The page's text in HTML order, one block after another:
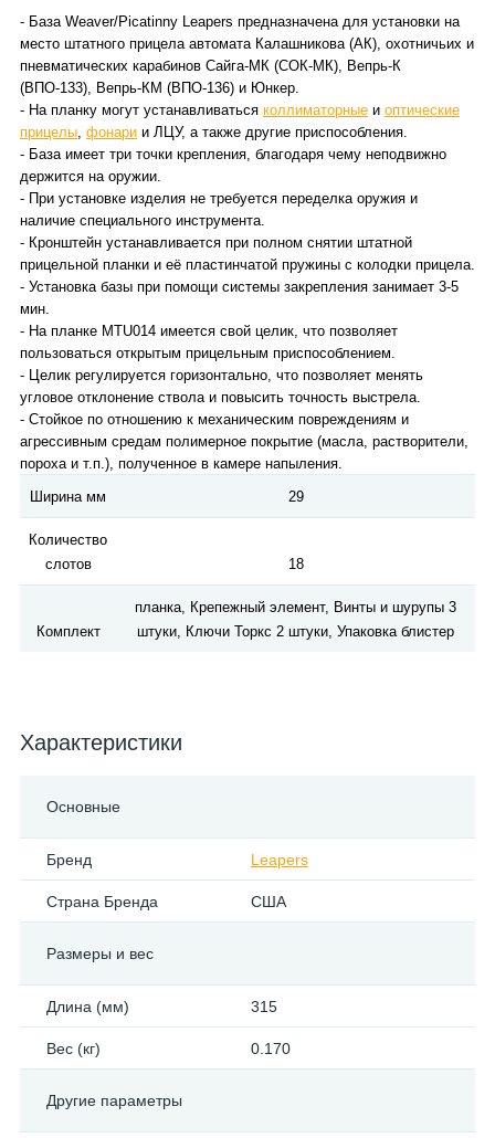
- База Weaver/Picatinny Leapers предназначена для установки на
место штатного прицела автомата Калашникова (АК), охотничьих и
пневматических карабинов Сайга-МК (СОК-МК), Вепрь-К
(ВПО-133), Вепрь-КМ (ВПО-136) и Юнкер.
- На планку могут устанавливаться коллиматорные и оптические
прицелы, фонари и ЛЦУ, а также другие приспособления.
- База имеет три точки крепления, благодаря чему неподвижно
держится на оружии.
- При установке изделия не требуется переделка оружия и
наличие специального инструмента.
- Кронштейн устанавливается при полном снятии штатной
прицельной планки и её пластинчатой пружины с колодки прицела.
- Установка базы при помощи системы закрепления занимает 3-5
мин.
- На планке MTU014 имеется свой целик, что позволяет
пользоваться открытым прицельным приспособлением.
- Целик регулируется горизонтально, что позволяет менять
угловое отклонение ствола и повысить точность выстрела.
- Стойкое по отношению к механическим повреждениям и
агрессивным средам полимерное покрытие (масла, растворители,
пороха и т.п.), полученное в камере напыления.
Ширина мм
29
Количество
слотов
18
Комплект
планка, Крепежный элемент, Винты и шурупы 3
штуки, Ключи Торкс 2 штуки, Упаковка блистер
Характеристики
Основные
Бренд Leapers
Страна Бренда США
Размеры и вес
Длина (мм) 315
Вес (кг) 0.170
Другие параметры